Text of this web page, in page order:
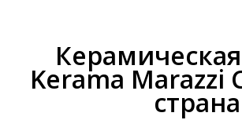
Kerama Marazzi
страна